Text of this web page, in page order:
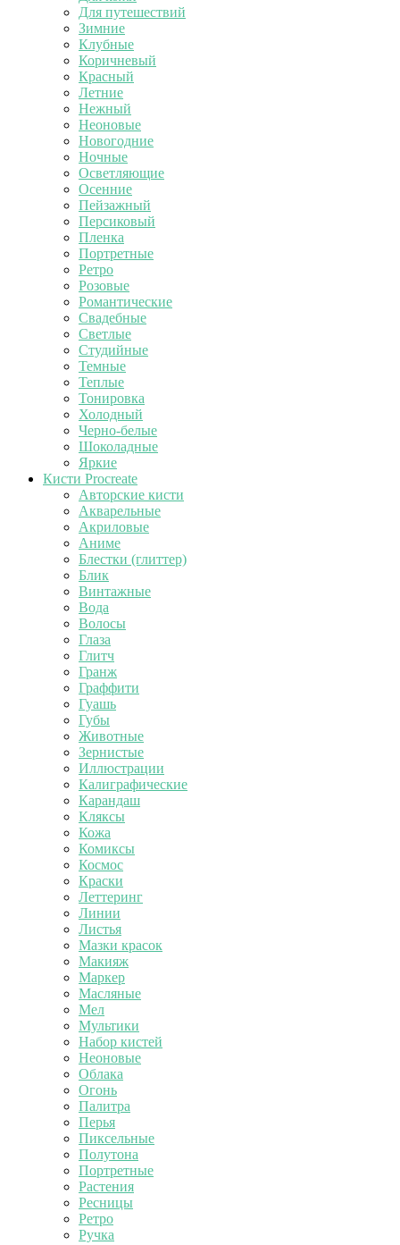
Для путешествий
Зимние
Клубные
Коричневый
Красный
Летние
Нежный
Неоновые
Новогодние
Ночные
Осветляющие
Осенние
Пейзажный
Персиковый
Пленка
Портретные
Ретро
Розовые
Романтические
Свадебные
Светлые
Студийные
Темные
Теплые
Тонировка
Холодный
Черно-белые
Шоколадные
Яркие
Кисти Procreate
Авторские кисти
Акварельные
Акриловые
Аниме
Блестки (глиттер)
Блик
Винтажные
Вода
Волосы
Глаза
Глитч
Гранж
Граффити
Гуашь
Губы
Животные
Зернистые
Иллюстрации
Калиграфические
Карандаш
Кляксы
Кожа
Комиксы
Космос
Краски
Леттеринг
Линии
Листья
Мазки красок
Макияж
Маркер
Масляные
Мел
Мультики
Набор кистей
Неоновые
Облака
Огонь
Палитра
Перья
Пиксельные
Полутона
Портретные
Растения
Ресницы
Ретро
Ручка